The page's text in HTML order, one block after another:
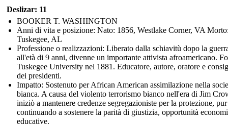
Deslizar: 11
BOOKER T. WASHINGTON
Anni di vita e posizione: Nato: 1856, Westlake Corner, VA
Tuskegee, AL
Professione o realizzazioni: Liberato dalla schiavitù dopo la
all'età di 9 anni, divenne un importante attivista afroamericano.
Tuskegee University nel 1881. Educatore, autore, oratore e
dei presidenti.
Impatto: Sostenuto per African American assimilazione nella
bianca. A causa del violento terrorismo bianco nell'era di Jim
iniziò a mantenere credenze segregazioniste per la protezione, pur
continuando a sostenere la parità di giustizia, opportunità
educative.